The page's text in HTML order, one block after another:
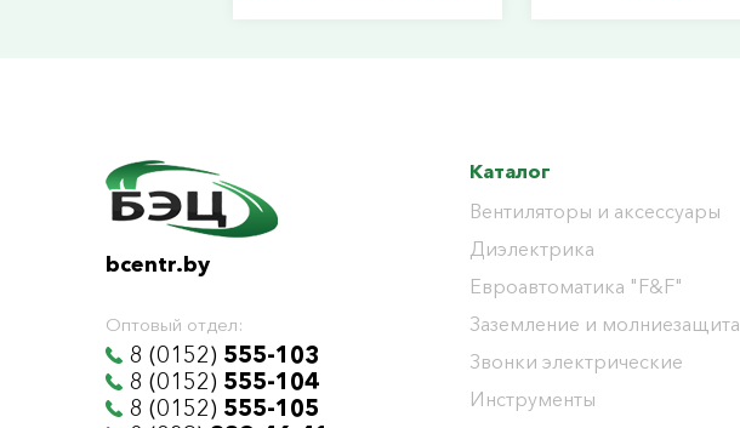
bcentr.by
Оптовый отдел:
8 (0152) 555-103
8 (0152) 555-104
8 (0152) 555-105
Каталог
Вентиляторы и аксессуары
Диэлектрика
Евроавтоматика "F&F"
Заземление и молниезащита
Звонки электрические
Инструменты